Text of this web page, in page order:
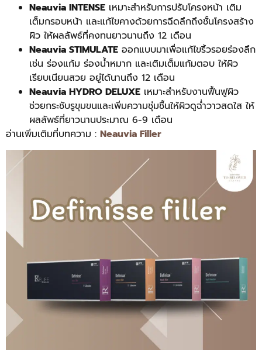
Neauvia INTENSE เหมาะสำหรับการปรับโครงหน้า เติม
เต็มกรอบหน้า และแก้ไขคางด้วยการฉีดลึกถึงชั้นโครงสร้าง
ผิว ให้ผลลัพธ์ที่คงทนยาวนานถึง 12 เดือน
Neauvia STIMULATE ออกแบบมาเพื่อแก้ไขริ้วรอยร่องลึก
เช่น ร่องแก้ม ร่องน้ำหมาก และเติมเต็มแก้มตอบ ให้ผิว
เรียบเนียนสวย อยู่ได้นานถึง 12 เดือน
Neauvia HYDRO DELUXE เหมาะสำหรับงานฟื้นฟูผิว
ช่วยกระชับรูขุมขนและเพิ่มความชุ่มชื้นให้ผิวดูฉ่ำวาวสดใส ให้
ผลลัพธ์ที่ยาวนานประมาณ 6-9 เดือน
อ่านเพิ่มเติมที่บทความ : Neauvia Filler